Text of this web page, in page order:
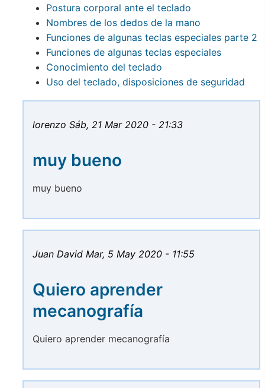
Postura corporal ante el teclado
Nombres de los dedos de la mano
Funciones de algunas teclas especiales parte 2
Funciones de algunas teclas especiales
Conocimiento del teclado
Uso del teclado, disposiciones de seguridad
lorenzo Sáb, 21 Mar 2020 - 21:33
muy bueno
muy bueno
Juan David Mar, 5 May 2020 - 11:55
Quiero aprender
mecanografía
Quiero aprender mecanografía